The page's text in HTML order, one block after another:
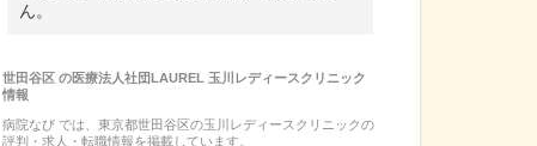
ん。
世田谷区の医療法人社団LAUREL 玉川レディースクリニック
情報
病院なび では、 東京都世田谷区の玉川レディースクリニックの
評判・求人・転職情報を掲載しています。